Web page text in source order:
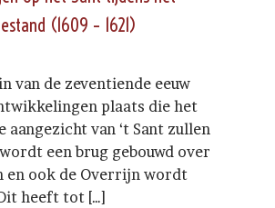
(1609 – 1621)
van de zeventiende eeuw
plaats die het
van ‘t Sant zullen
een brug gebouwd over
en ook de Overrijn wordt
heeft tot […]